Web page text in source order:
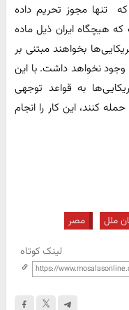
هفتم است که تنها مجوز تحریم داده
حمله ذیل ماده ۴۲ است که هیچگاه ایران ذیل ماده
بخواهند مبتنی بر
نخواهد داشت. با این
به قواعد توجهی
کنند، این کار را انجام
ملل مصر
لینک کوتاه